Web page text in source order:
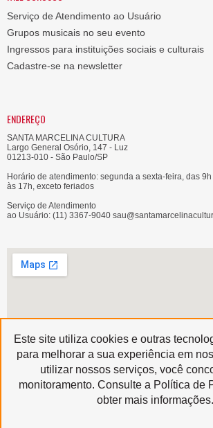
Serviço de Atendimento ao Usuário
Grupos musicais no seu evento
Ingressos para instituições sociais e culturais
Cadastre-se na newsletter
ENDEREÇO
SANTA MARCELINA CULTURA
Largo General Osório, 147 - Luz
01213-010 - São Paulo/SP
Horário de atendimento: segunda a sexta-feira, das
às 17h, exceto feriados
Serviço de Atendimento
ao Usuário: (11) 3367-9040
Produzido por
Copyright © 2020 | Santa Marcelina Cultura • Todos os
Este site utiliza cookies e outras
para melhorar a sua experiência em
utilizar nossos serviços, você
monitoramento. Consulte a Política de
obter mais informações.